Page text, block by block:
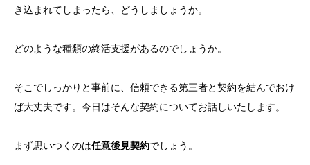
き込まれてしまったら、どうしましょうか。
どのような種類の終活支援があるのでしょうか。
そこでしっかりと事前に、信頼できる第三者と契約を結んでおけ
ば大丈夫です。今日はそんな契約についてお話しいたします。
まず思いつくのは任意後見契約でしょう。